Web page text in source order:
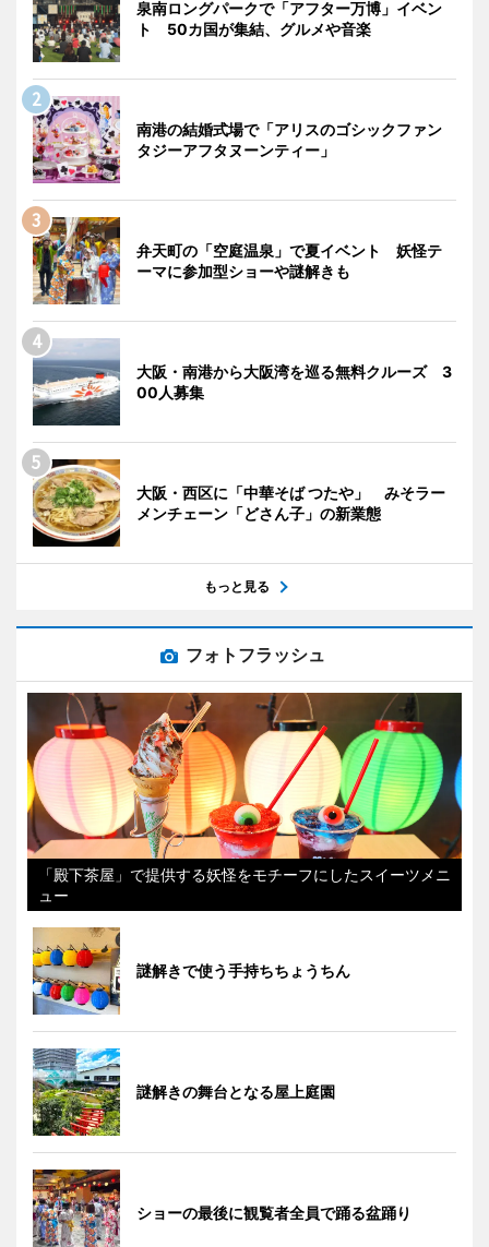
泉南ロングパークで「アフター万博」イベン
ト 50カ国が集結、グルメや音楽
南港の結婚式場で「アリスのゴシックファン
タジーアフタヌーンティー」
弁天町の「空庭温泉」で夏イベント 妖怪テ
ーマに参加型ショーや謎解きも
大阪・南港から大阪湾を巡る無料クルーズ 3
00人募集
大阪・西区に「中華そば つたや」 みそラー
メンチェーン「どさん子」の新業態
もっと見る
フォトフラッシュ
「殿下茶屋」で提供する妖怪をモチーフにしたスイーツメニ
ュー
謎解きで使う手持ちちょうちん
謎解きの舞台となる屋上庭園
ショーの最後に観覧者全員で踊る盆踊り